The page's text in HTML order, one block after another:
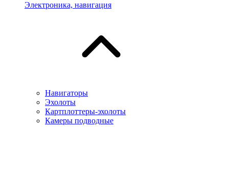
Электроника, навигация
Навигаторы
Эхолоты
Картплоттеры-эхолоты
Камеры подводные